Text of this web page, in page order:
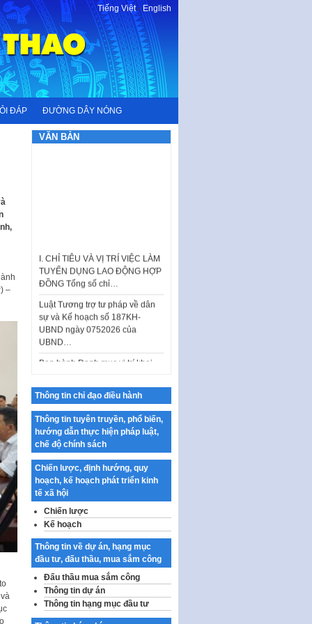
Tiếng Việt-English
ĐÁP ĐƯỜNG DÂY NÓNG
–
VĂN BẢN
ĐỒNG Tổng số chỉ…
Luật Tương trợ tư pháp về dân
sự và Kế hoạch số 187KH-
UBND…
Ban hành Danh mục vị trí khai
thác quảng cáo trên địa bàn
chính luận về bảo vệ nền tảng tư
tưởng của Đảng…
Công bố công khai dự toán kinh
phí xây dựng pháp luật, hoàn
thiện thể chế, chính…
Quy định về nghiên cứu, ứng
dụng khoa học, công nghệ, đổi
mới sáng tạo và chuyển…
Quy định chi tiết và hướng dẫn
thi hành một số điều của Luật Lý
lịch tư…
Sửa đổi, bổ sung một số nội
dung tại Nghị quyết số 30/NQ-
CP ngày 24 tháng 02…
Ban hành Chương trình hành
động của Chính phủ thực hiện
Thông tin chỉ đạo điều hành
Thông tin tuyên truyền, phổ biến,
hướng dẫn thực hiện pháp luật,
chế độ chính sách
Chiến lược, định hướng, quy
hoạch, kế hoạch phát triển kinh
tế xã hội
Chiến lược
Kế hoạch
Thông tin về dự án, hạng mục
đầu tư, đấu thầu, mua sắm công
Đấu thầu mua sắm công
Thông tin dự án
Thông tin hạng mục đầu tư